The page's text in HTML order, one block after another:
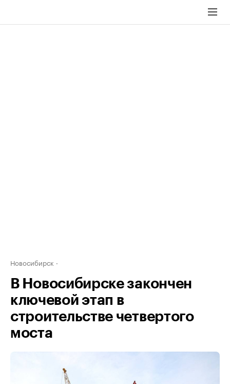
Новосибирск
В Новосибирске закончен
ключевой этап в
строительстве четвертого
моста